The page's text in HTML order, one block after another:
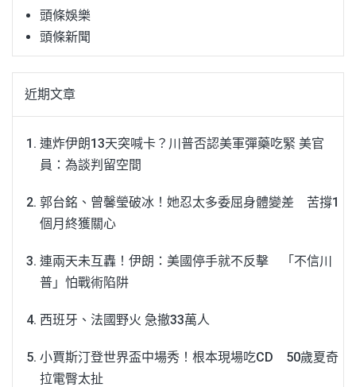
頭條娛樂
頭條新聞
近期文章
連炸伊朗13天突喊卡？川普否認美軍彈藥吃緊 美官
員：為談判留空間
郭台銘、曾馨瑩破冰！她忍太多委屈身體變差 苦撐1
個月終獲關心
連兩天未互轟！伊朗：美國停手就不反擊 「不信川
普」怕戰術陷阱
西班牙、法國野火 急撤33萬人
小賈斯汀登世界盃中場秀！根本現場吃CD 50歲夏奇
拉電臀太扯